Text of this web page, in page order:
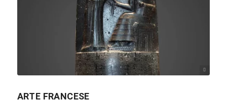
Rama / commons.wikimedia.org / CC BY-SA 3.0 FR
ARTE FRANCESE